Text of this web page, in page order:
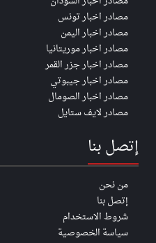
مصادر اخبار تونس
مصادر اخبار اليمن
مصادر اخبار موريتانيا
مصادر اخبار جزر القمر
مصادر اخبار جيبوتي
مصادر اخبار الصومال
مصادر لايف ستايل
إتصل بنا
من نحن
إتصل بنا
شروط الاستخدام
سياسة الخصوصية